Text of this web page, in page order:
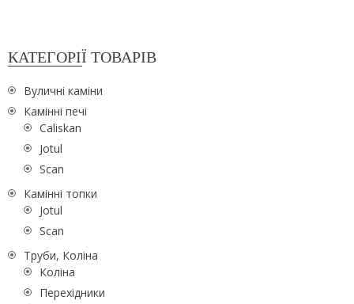
КАТЕГОРІЇ ТОВАРІВ
Вуличні каміни
Камінні печі
Caliskan
Jotul
Scan
Камінні топки
Jotul
Scan
Труби, Коліна
Коліна
Перехідники